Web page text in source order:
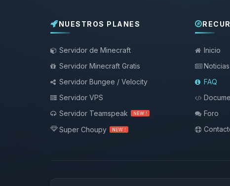
NUESTROS PLANES
Servidor de Minecraft
Servidor Minecraft Gratis
Servidor Bungee / Velocity
Servidor VPS
Servidor Teamspeak
NEW !
Super Choupy NEW !
Inicio
Noticias
FAQ
Foro